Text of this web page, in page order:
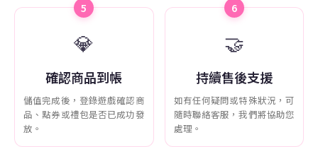
5
💎
確認商品到帳
儲值完成後，登錄遊戲確認商
品、點券或禮包是否已成功發
放。
6
🤝
持續售後支援
如有任何疑問或特殊狀況，可
隨時聯絡客服，我們將協助您
處理。